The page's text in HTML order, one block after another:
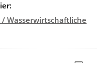
Wasserwirtschaftliche